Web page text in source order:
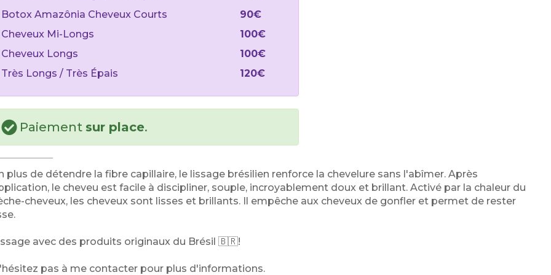
Botox Amazônia Cheveux Courts
90€
Cheveux Mi-Longs
100€
Cheveux Longs
100€
Très Longs / Très Épais
120€
Paiement sur place.
plus de détendre la fibre capillaire, le lissage brésilien renforce la chevelure sans l'abîmer. Après
le cheveu est facile à discipliner, souple, incroyablement doux et brillant. Activé par la chaleur du
cheveux, les cheveux sont lisses et brillants. Il empêche aux cheveux de gonfler et permet de rester
avec des produits originaux du Brésil 🇧🇷!
pas à me contacter pour plus d'informations.